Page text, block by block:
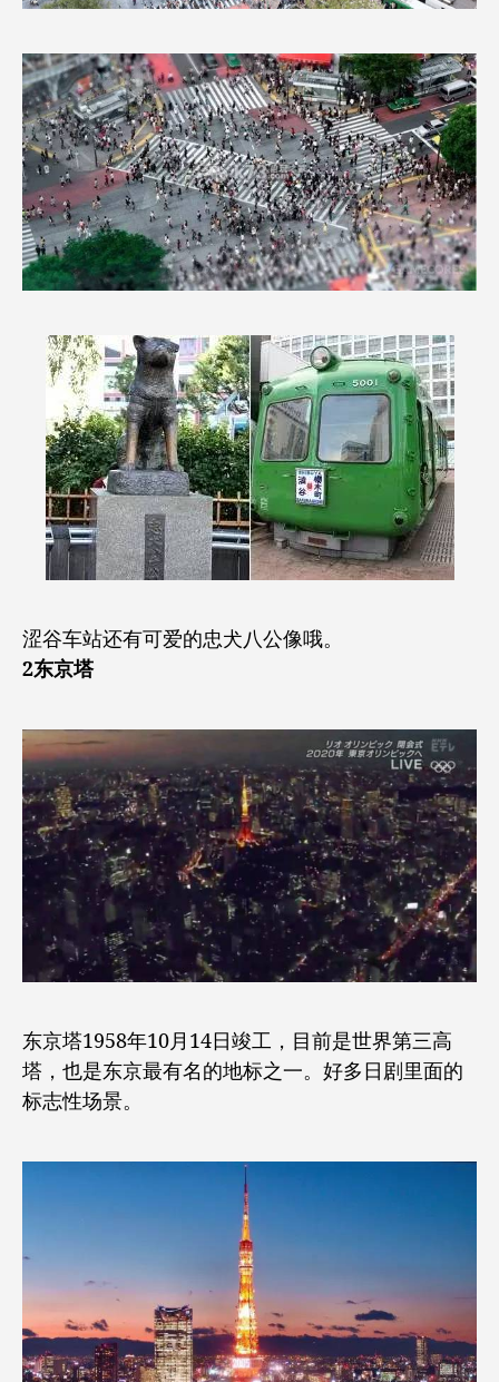
涩谷车站还有可爱的忠犬八公像哦。
2东京塔
东京塔1958年10月14日竣工，目前是世界第三高
塔，也是东京最有名的地标之一。好多日剧里面的
标志性场景。